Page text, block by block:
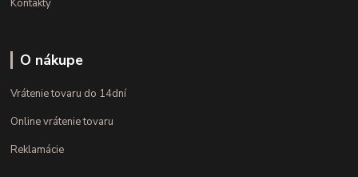
O nákupe
Vrátenie tovaru do 14dní
Online vrátenie tovaru
Reklamácie